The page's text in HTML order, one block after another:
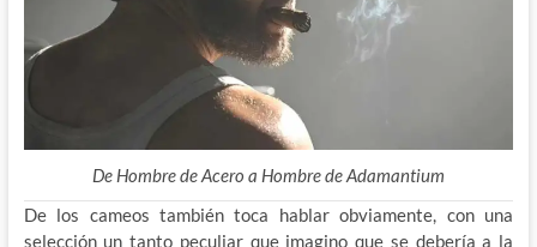
De Hombre de Acero a Hombre de Adamantium
De los cameos también toca hablar obviamente, con una
selección un tanto peculiar que imagino que se debería a la